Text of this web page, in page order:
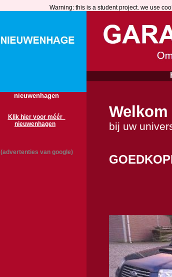
Warning: this is a student project. we use
nieuwenhagen
Klik hier voor méér
nieuwenhagen
(advertenties van google)
Welkom
bij uw